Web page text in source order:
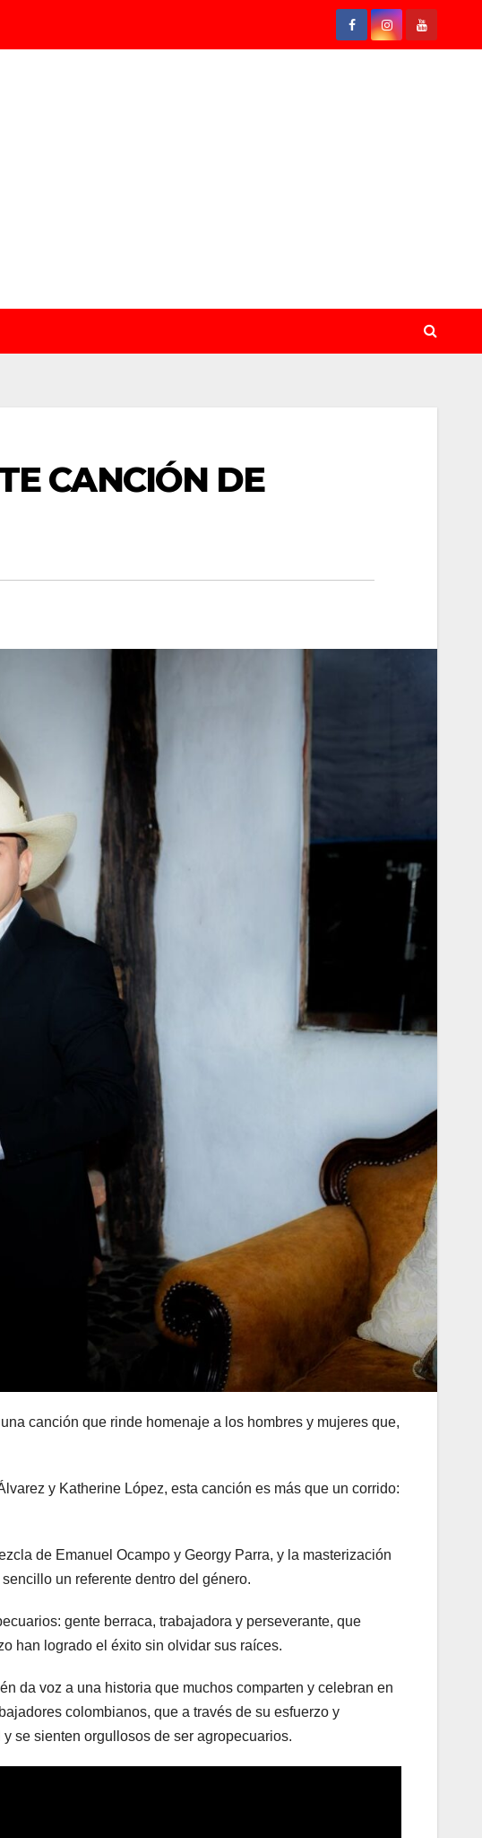
CANCIÓN DE
canción que rinde homenaje a los hombres y mujeres que,
y Katherine López, esta canción es más que un corrido:
de Emanuel Ocampo y Georgy Parra, y la masterización
un referente dentro del género.
gente berraca, trabajadora y perseverante, que
han logrado el éxito sin olvidar sus raíces.
da voz a una historia que muchos comparten y celebran en
colombianos, que a través de su esfuerzo y
se sienten orgullosos de ser agropecuarios.